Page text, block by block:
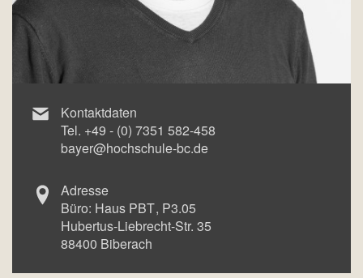
Kontaktdaten
Tel. +49 - (0) 7351 582-458
bayer@hochschule-bc.de
Adresse
Büro: Haus PBT P3.05
Hubertus-Liebrecht-Str. 35
88400 Biberach